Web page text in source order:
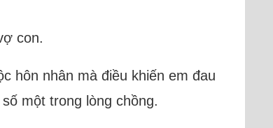
con.
hôn nhân mà điều khiến em đau
một trong lòng chồng.